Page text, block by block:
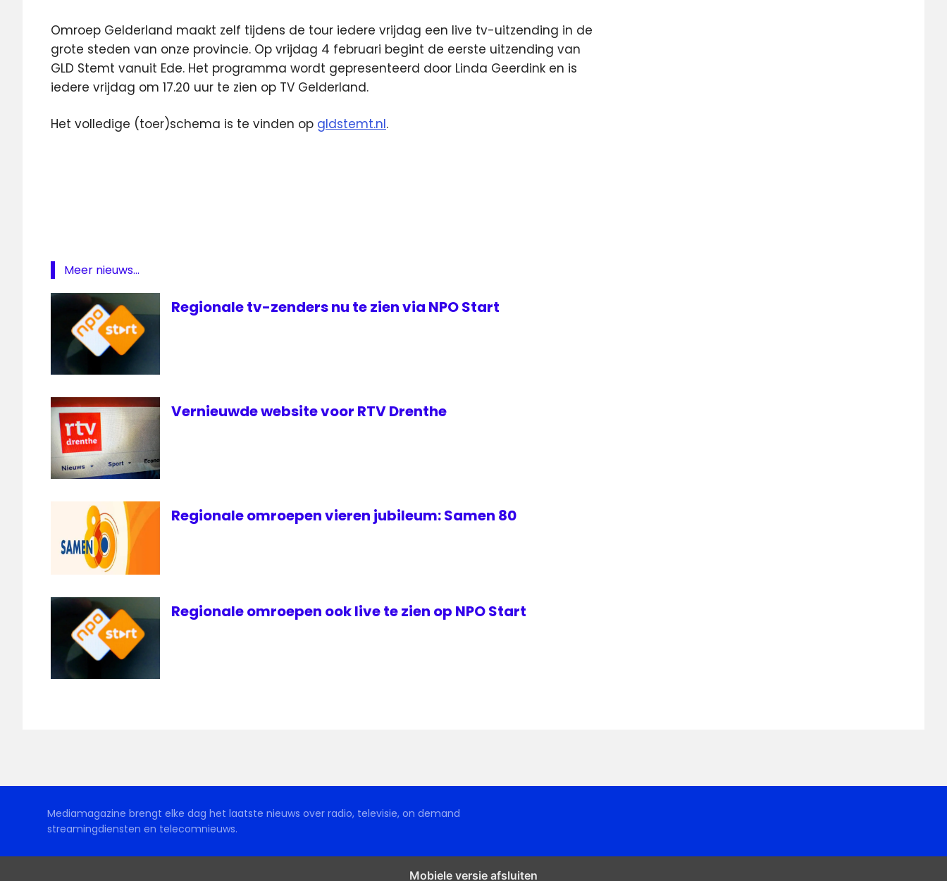
Omroep Gelderland maakt zelf tijdens de tour iedere vrijdag een live tv-uitzending in de
grote steden van onze provincie. Op vrijdag 4 februari begint de eerste uitzending van
GLD Stemt vanuit Ede. Het programma wordt gepresenteerd door Linda Geerdink en is
iedere vrijdag om 17.20 uur te zien op TV Gelderland.
Het volledige (toer)schema is te vinden op gldstemt.nl.
omroep
streekomroep
verkiezingen
Meer nieuws...
Regionale tv-zenders nu te zien via NPO Start
Vernieuwde website voor RTV Drenthe
Regionale omroepen vieren jubileum: Samen 80
Regionale omroepen ook live te zien op NPO Start
Mediamagazine brengt elke dag het laatste nieuws over radio, televisie, on demand
streamingdiensten en telecomnieuws.
Mobiele versie afsluiten